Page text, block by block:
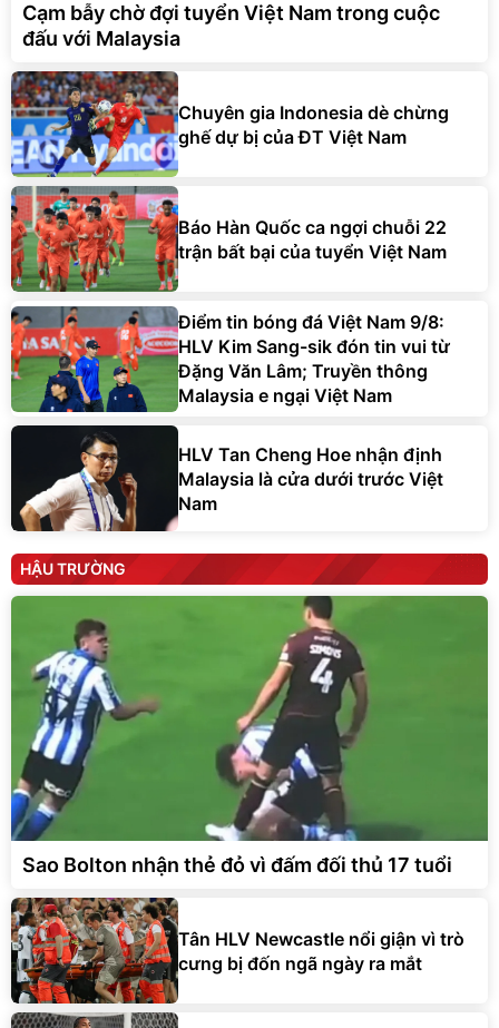
Cạm bẫy chờ đợi tuyển Việt Nam trong cuộc
đấu với Malaysia
Chuyên gia Indonesia dè chừng
ghế dự bị của ĐT Việt Nam
Báo Hàn Quốc ca ngợi chuỗi 22
trận bất bại của tuyển Việt Nam
Điểm tin bóng đá Việt Nam 9/8:
HLV Kim Sang-sik đón tin vui từ
Đặng Văn Lâm; Truyền thông
Malaysia e ngại Việt Nam
HLV Tan Cheng Hoe nhận định
Malaysia là cửa dưới trước Việt
Nam
HẬU TRƯỜNG
Sao Bolton nhận thẻ đỏ vì đấm đối thủ 17 tuổi
Tân HLV Newcastle nổi giận vì trò
cưng bị đốn ngã ngày ra mắt